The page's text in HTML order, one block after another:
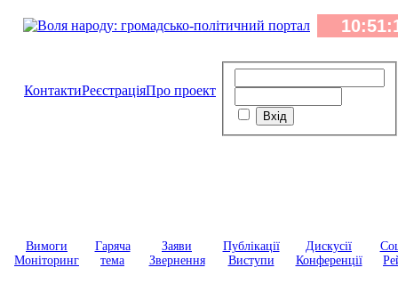
КонтактиРеєстраціяПро проект
Вимоги
Моніторинг
Гаряча
тема
Заяви
Звернення
Публікації
Виступи
Дискусії
Конференції